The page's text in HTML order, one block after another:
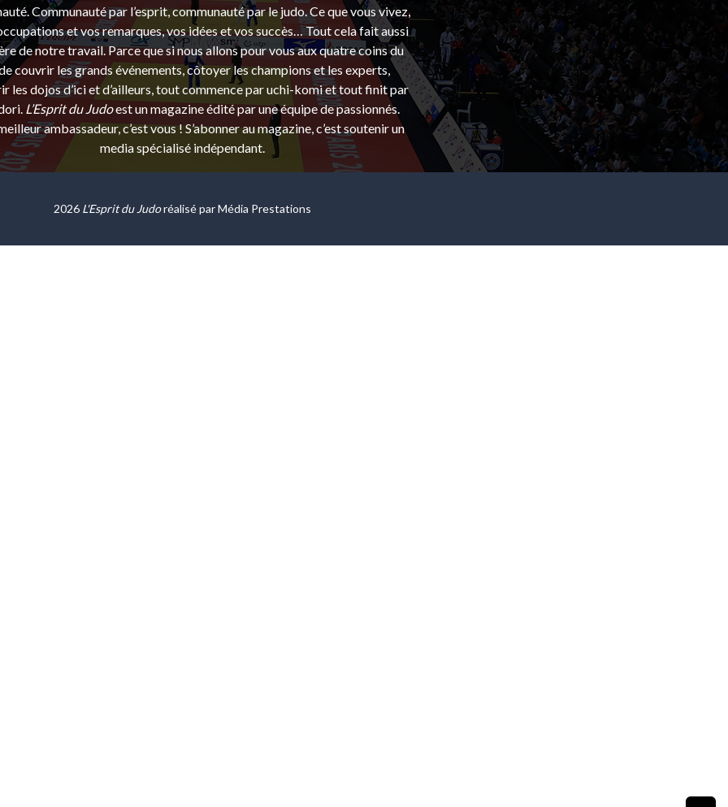
Communauté par l’esprit, communauté par le judo. Ce que vous vivez,
et vos remarques, vos idées et vos succès… Tout cela fait aussi
de notre travail. Parce que si nous allons pour vous aux quatre coins du
couvrir les grands événements, côtoyer les champions et les experts,
les dojos d’ici et d’ailleurs, tout commence par uchi-komi et tout finit par
L’Esprit du Judoest un magazine édité par une équipe de passionnés.
ambassadeur, c’est vous ! S’abonner au magazine, c’est soutenir un
media spécialisé indépendant.
2026 L'Esprit du Judoréalisé parMédia Prestations